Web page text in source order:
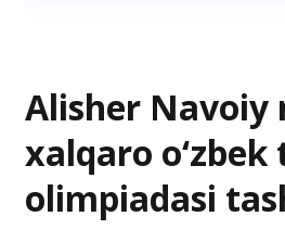
Alisher Navoiy
xalqaro o‘zbek
olimpiadasi